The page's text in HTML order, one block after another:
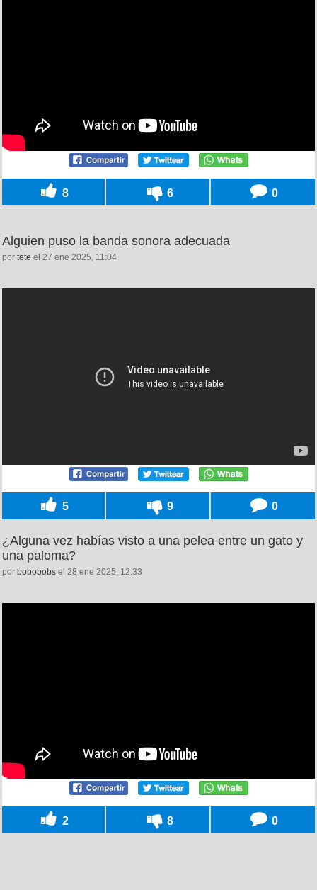
8 6 0
Alguien puso la banda sonora adecuada
por tete el 27 ene 2025, 11:04
5 9 0
¿Alguna vez habías visto a una pelea entre un gato y
una paloma?
por bobobobs el 28 ene 2025, 12:33
2 8 0